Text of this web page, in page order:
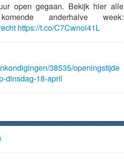
open gegaan. Bekijk hier alle
anderhalve week:
https://t.co/C7Cwnoi41L
38535/openingstijde
dinsdag-18-april